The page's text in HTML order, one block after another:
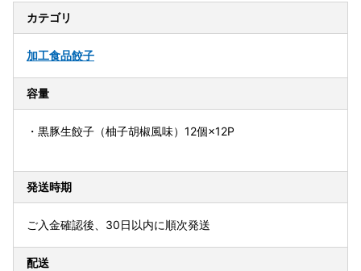
カテゴリ
加工食品餃子
容量
・黒豚生餃子（柚子胡椒風味）12個×12P
発送時期
ご入金確認後、30日以内に順次発送
配送